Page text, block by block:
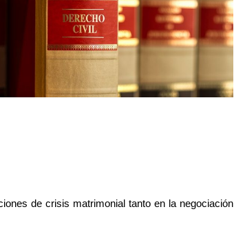
de crisis matrimonial tanto en la negociación